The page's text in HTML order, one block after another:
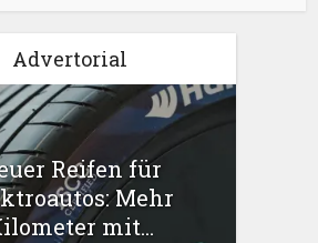
Advertorial
Reifen für
Mehr
mit...